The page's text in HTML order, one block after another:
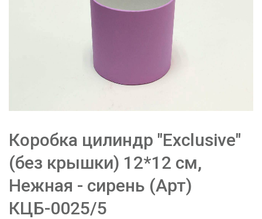
Коробка цилиндр "Exclusive"
(без крышки) 12*12 см,
Нежная - сирень (Арт)
КЦБ-0025/5